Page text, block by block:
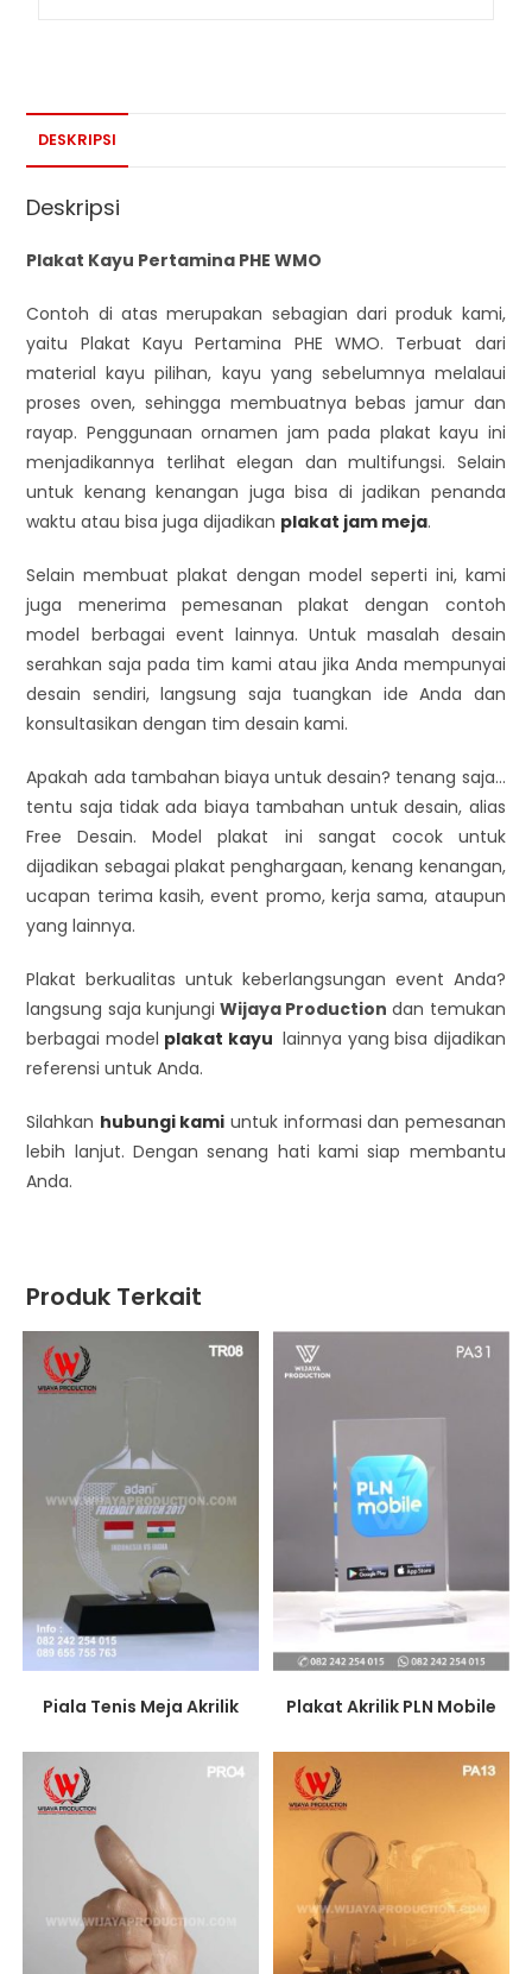
DESKRIPSI
Deskripsi
Plakat Kayu Pertamina PHE WMO
Contoh di atas merupakan sebagian dari produk kami,
yaitu Plakat Kayu Pertamina PHE WMO. Terbuat dari
material kayu pilihan, kayu yang sebelumnya melalaui
proses oven, sehingga membuatnya bebas jamur dan
rayap. Penggunaan ornamen jam pada plakat kayu ini
menjadikannya terlihat elegan dan multifungsi. Selain
untuk kenang kenangan juga bisa di jadikan penanda
waktu atau bisa juga dijadikan plakat jam meja.
Selain membuat plakat dengan model seperti ini, kami
juga menerima pemesanan plakat dengan contoh
model berbagai event lainnya. Untuk masalah desain
serahkan saja pada tim kami atau jika Anda mempunyai
desain sendiri, langsung saja tuangkan ide Anda dan
konsultasikan dengan tim desain kami.
Apakah ada tambahan biaya untuk desain? tenang saja…
tentu saja tidak ada biaya tambahan untuk desain, alias
Free Desain. Model plakat ini sangat cocok untuk
dijadikan sebagai plakat penghargaan, kenang kenangan,
ucapan terima kasih, event promo, kerja sama, ataupun
yang lainnya.
Plakat berkualitas untuk keberlangsungan event Anda?
langsung saja kunjungi Wijaya Production dan temukan
berbagai model plakat kayu lainnya yang bisa dijadikan
referensi untuk Anda.
Silahkan hubungi kami untuk informasi dan pemesanan
lebih lanjut. Dengan senang hati kami siap membantu
Anda.
Produk Terkait
Piala Tenis Meja Akrilik Plakat Akrilik PLN Mobile